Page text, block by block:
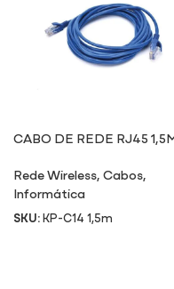
CABO DE REDE RJ45
Rede Wireless,Cabos,
Informática
SKU:KP-C14 1,5m